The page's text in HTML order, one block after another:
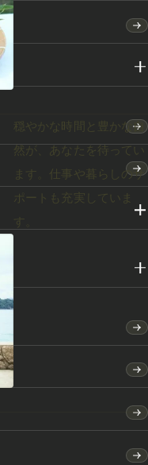
穏やかな時間と豊かな自
然が、あなたを待ってい
ます。仕事や暮らしのサ
ポートも充実していま
す。